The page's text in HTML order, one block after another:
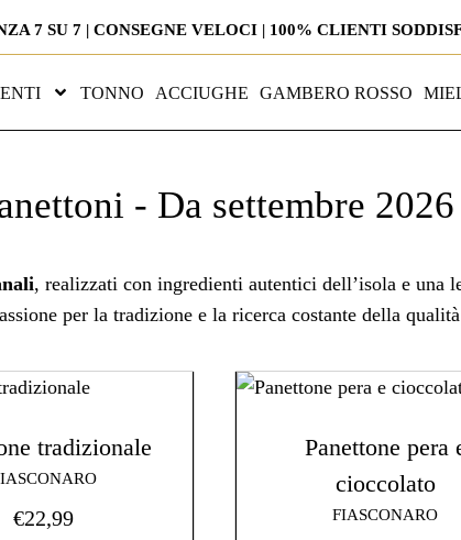
7 SU 7 | CONSEGNE VELOCI | 100% CLIENTI
TONNO ACCIUGHE GAMBERO ROSSO
- Da settembre 2026
, realizzati con ingredienti autentici dell’isola e una
per la tradizione e la ricerca costante della qualità
tradizionale
€22,99
Panettone pera
cioccolato
FIASCONARO